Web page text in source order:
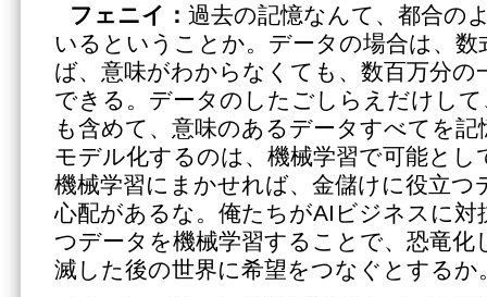
フェニイ： 過去の記憶なんて、都合の
いるということか。データの場合は、
ば、意味がわからなくても、数百万分の
できる。データのしたごしらえだけし
も含めて、意味のあるデータすべてを
モデル化するのは、機械学習で可能と
機械学習にまかせれば、金儲けに役立つ
心配があるな。俺たちがAIビジネスに対
つデータを機械学習することで、恐竜化
滅した後の世界に希望をつなぐとするか